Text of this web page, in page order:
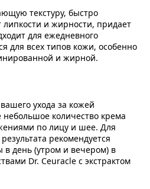
текстуру, быстро
липкости и жирности, придает
для ежедневного
для всех типов кожи, особенно
и жирной.
ухода за кожей
количество крема
по лицу и шее. Для
рекомендуется
в день (утром и вечером) в
Dr. Ceuracle с экстрактом